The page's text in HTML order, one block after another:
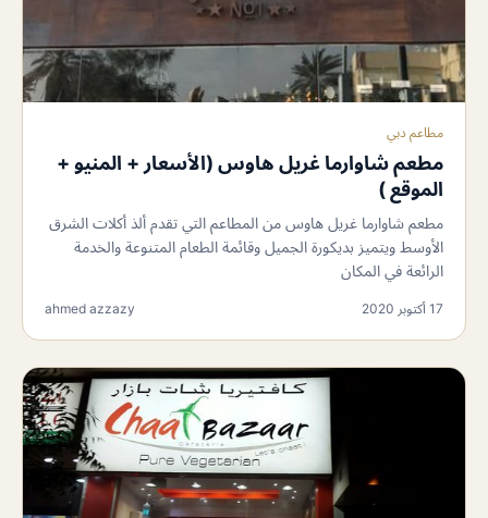
مطاعم دبي
مطعم شاوارما غريل هاوس (الأسعار + المنيو +
الموقع )
مطعم شاوارما غريل هاوس من المطاعم التي تقدم ألذ أكلات الشرق
الأوسط ويتميز بديكورة الجميل وقائمة الطعام المتنوعة والخدمة
الرائعة في المكان
17 أكتوبر 2020 ahmed azzazy